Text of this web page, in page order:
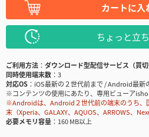
カートに入
ちょっと立
ご利用方法
ダウンロード型配信サービス（買切
同時使用端末数
3
対応OS
iOS最新の２世代前まで / Android最新
※コンテンツの使用にあたり、専用ビューア
※Androidは、Android２世代前の端末のうち、
末（Xperia、GALAXY、AQUOS、ARROWS、
必要メモリ容量
160 MB以上